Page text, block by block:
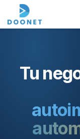
Ir al contenido
Tu